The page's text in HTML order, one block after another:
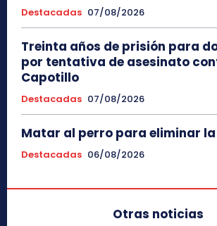
Destacadas 07/08/2026
Treinta años de prisión para
por tentativa de asesinato
Capotillo
Destacadas 07/08/2026
Matar al perro para eliminar
Destacadas 06/08/2026
Otras noticias